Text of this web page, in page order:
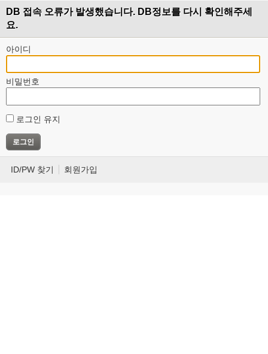
DB 접속 오류가 발생했습니다. DB정보를 다시 확인해주세
요.
아이디
비밀번호
로그인 유지
ID/PW 찾기 회원가입